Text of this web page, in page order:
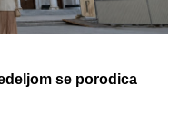
se porodica